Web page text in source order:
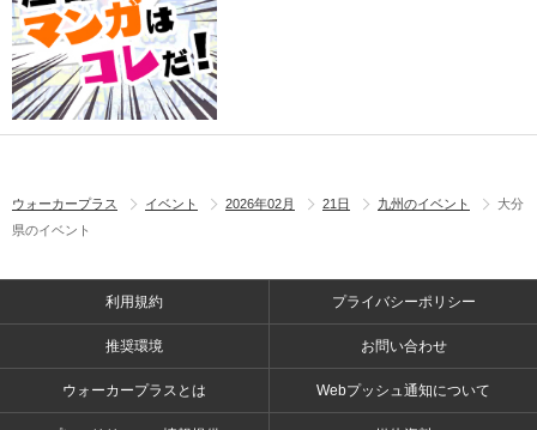
ウォーカープラス イベント 2026年02月 21日 九州のイベント
大分
県のイベント
利用規約 プライバシーポリシー
推奨環境 お問い合わせ
ウォーカープラスとは Webプッシュ通知について